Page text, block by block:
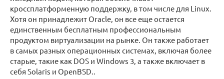
кроссплатформенную поддержку, в том числе для Linux.
Хотя он принадлежит Oracle, он все еще остается
единственным бесплатным профессиональным
продуктом виртуализации на рынке. Он также работает
в самых разных операционных системах, включая более
старые, такие как DOS и Windows 3, а также включает в
себя Solaris и OpenBSD..